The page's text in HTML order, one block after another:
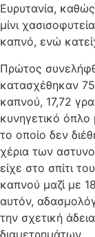
Ευρυτανία,
μίνι
καπνό, ενώ
Πρώτος
κατασχέθηκαν
καπνού, 17,72
κυνηγετικό όπλο
το οποίο δεν
χέρια των
είχε στο σπίτι
καπνού μαζί με
αυτόν,
την σχετική
διαμετρημάτων.